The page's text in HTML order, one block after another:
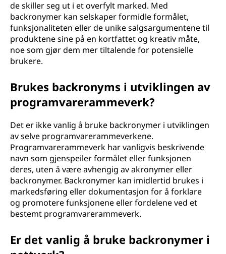
de skiller seg ut i et overfylt marked. Med
backronymer kan selskaper formidle formålet,
funksjonaliteten eller de unike salgsargumentene til
produktene sine på en kortfattet og kreativ måte,
noe som gjør dem mer tiltalende for potensielle
brukere.
Brukes backronyms i utviklingen av
programvarerammeverk?
Det er ikke vanlig å bruke backronymer i utviklingen
av selve programvarerammeverkene.
Programvarerammeverk har vanligvis beskrivende
navn som gjenspeiler formålet eller funksjonen
deres, uten å være avhengig av akronymer eller
backronymer. Backronymer kan imidlertid brukes i
markedsføring eller dokumentasjon for å forklare
og promotere funksjonene eller fordelene ved et
bestemt programvarerammeverk.
Er det vanlig å bruke backronymer i